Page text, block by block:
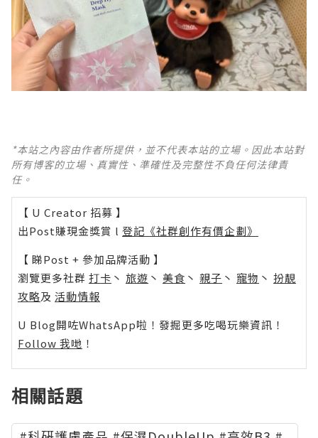
*本站之內容由作者所提供，並不代表本站的立場。因此本站對
所有博客的立場、真實性、準確性及完整性不負任何法律責
任。
【 U Creator 招募 】
出Post賺現金獎賞 l 登記《社群創作有價企劃》
【 睇Post + 參加品牌活動 】
瀏覽更多社群 打卡 丶 旅遊 丶 美食 丶 親子 丶 寵物 丶 扮靚
攻略及 活動情報
U Blog開咗WhatsApp啦！發掘更多吃喝玩樂資訊！
Follow 我哋 ！
相關話題